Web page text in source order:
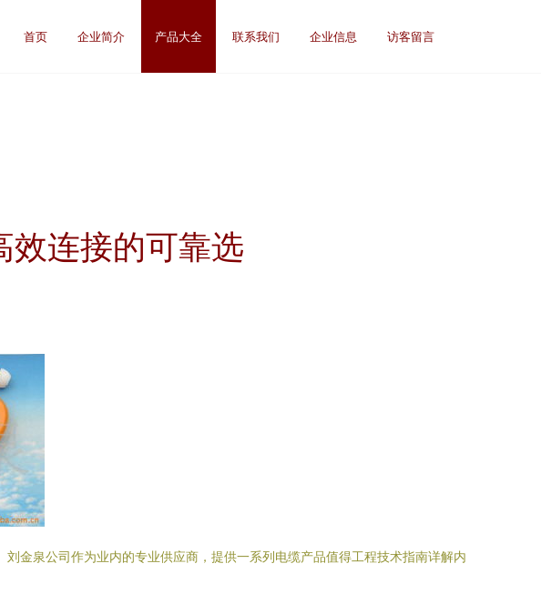
首页 企业简介 产品大全 联系我们 企业信息 访客留言
效连接的可靠选
金泉公司作为业内的专业供应商，提供一系列电缆产品值得工程技术指南详解内